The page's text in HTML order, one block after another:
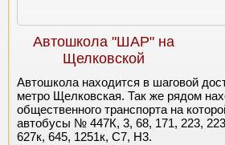
Автошкола "ШАР" на
Щелковской
Автошкола находится в шаговой
метро Щелковская. Так же рядом
общественного транспорта на
автобусы № 447К, 3, 68, 171, 223,
627к, 645, 1251к, С7, Н3.